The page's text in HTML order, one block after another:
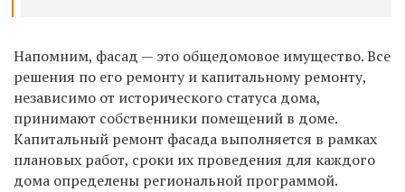
Напомним, фасад — это общедомовое имущество. Все
решения по его ремонту и капитальному ремонту,
независимо от исторического статуса дома,
принимают собственники помещений в доме.
Капитальный ремонт фасада выполняется в рамках
плановых работ, сроки их проведения для каждого
дома определены региональной программой.